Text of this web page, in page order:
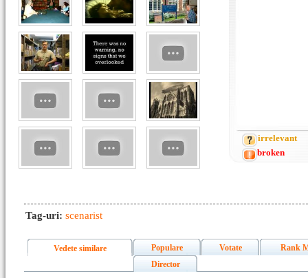
irrelevant
broken
Tag-uri: scenarist
Vedete similare Populare Votate
Rank
Director